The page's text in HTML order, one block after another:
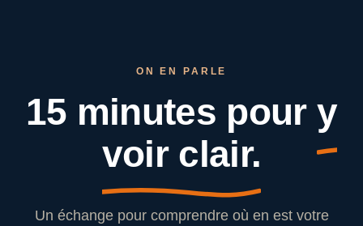
ON EN PARLE
15 minutes pour y
voir clair.
Un échange pour comprendre où en est votre